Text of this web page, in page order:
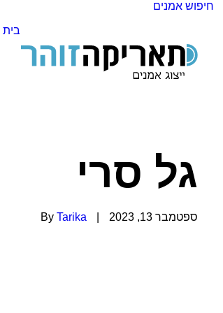
חיפוש אמנים
בית
גל סרי
ספטמבר 13, 2023 By Tarika